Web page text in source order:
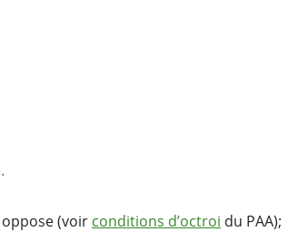
oppose (voir conditions d’octroi du PAA);